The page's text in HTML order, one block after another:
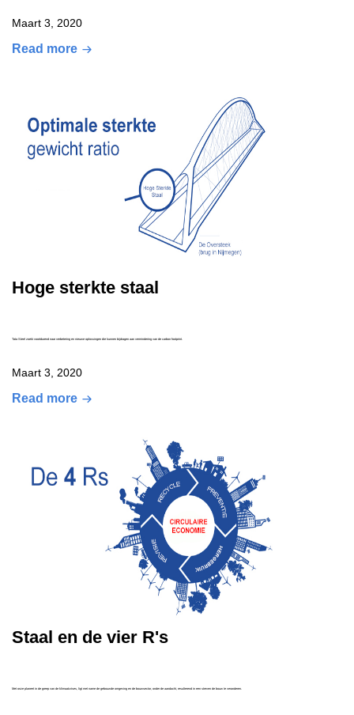
Maart 3, 2020
Read more
Hoge sterkte staal
Tata Steel zoekt voortdurend naar verbetering en nieuwe oplossingen die kunnen bijdragen aan vermindering van de carbon footprint.
Maart 3, 2020
Read more
Staal en de vier R's
Met onze planeet in de greep van de klimaatcrises, ligt met name de gebouwde omgeving en de bouwsector, onder de aandacht, resulterend in een streven de bouw te veranderen.